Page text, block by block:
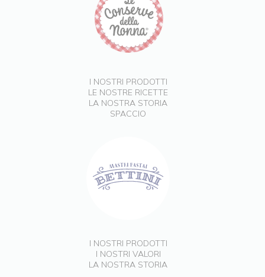
I NOSTRI PRODOTTI
LE NOSTRE RICETTE
LA NOSTRA STORIA
SPACCIO
I NOSTRI PRODOTTI
I NOSTRI VALORI
LA NOSTRA STORIA